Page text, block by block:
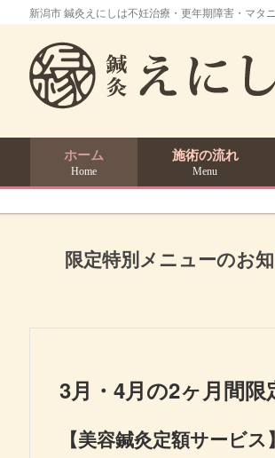
新潟市 鍼灸えにしは不妊治療・更年期障害・マタ
ホーム
Home
施術の流れ
Menu
限定特別メニューのお
3月・4月の2ヶ月間
【美容鍼灸定額サービス】